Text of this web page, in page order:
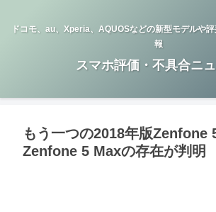
ドコモ、au、Xperia、AQUOSなどの新型モデルや
報
スマホ評価・不具合ニ
もう一つの2018年版Zenfone
Zenfone 5 Maxの存在が判明